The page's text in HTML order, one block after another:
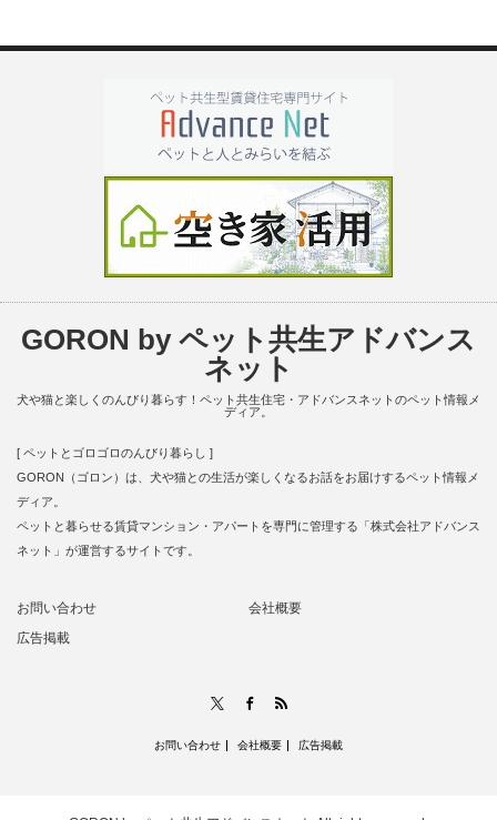
GORON by ペット共生アドバンス
ネット
犬や猫と楽しくのんびり暮らす！ペット共生住宅・アドバンスネットのペット情報メ
ディア。
[ ペットとゴロゴロのんびり暮らし ]
GORON（ゴロン）は、犬や猫との生活が楽しくなるお話をお届けするペット情報メ
ディア。
ペットと暮らせる賃貸マンション・アパートを専門に管理する「株式会社アドバンス
ネット」が運営するサイトです。
お問い合わせ
会社概要
広告掲載
Facebook
お問い合わせ 会社概要 広告掲載